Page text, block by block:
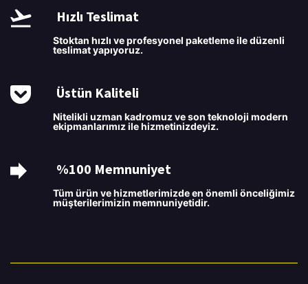
Hızlı Teslimat
Stoktan hızlı ve profesyonel paketleme ile düzenli
teslimat yapıyoruz.
Üstün Kaliteli
Nitelikli uzman kadromuz ve son teknoloji modern
ekipmanlarımız ile hizmetinizdeyiz.
%100 Memnuniyet
Tüm ürün ve hizmetlerimizde en önemli önceliğimiz
müşterilerimizin memnuniyetidir.